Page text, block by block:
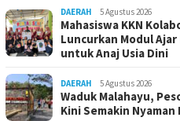
DAERAH 5 Agustus 2026
Mahasiswa KKN
Luncurkan Modul
untuk Anaj Usia Dini
DAERAH 5 Agustus 2026
Waduk Malahayu,
Kini Semakin